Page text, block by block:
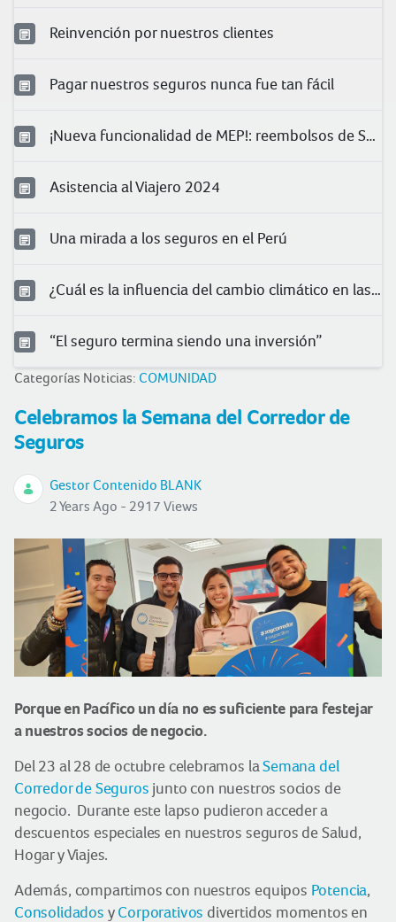
Reinvención por nuestros clientes
Pagar nuestros seguros nunca fue tan fácil
¡Nueva funcionalidad de MEP!: reembolsos de Salud
Asistencia al Viajero 2024
Una mirada a los seguros en el Perú
¿Cuál es la influencia del cambio climático en las condiciones laborales?
“El seguro termina siendo una inversión”
Categorías Noticias: COMUNIDAD
Celebramos la Semana del Corredor de
Seguros
Gestor Contenido BLANK
2 Years Ago - 2917 Views
Porque en Pacífico un día no es suficiente para festejar
a nuestros socios de negocio.
Del 23 al 28 de octubre celebramos laSemana del
Corredor de Seguros junto con nuestros socios de
negocio. Durante este lapso pudieron acceder a
descuentos especiales en nuestros seguros de Salud,
Hogar y Viajes.
Además, compartimos con nuestros equipos Potencia,
Consolidados y Corporativos divertidos momentos en